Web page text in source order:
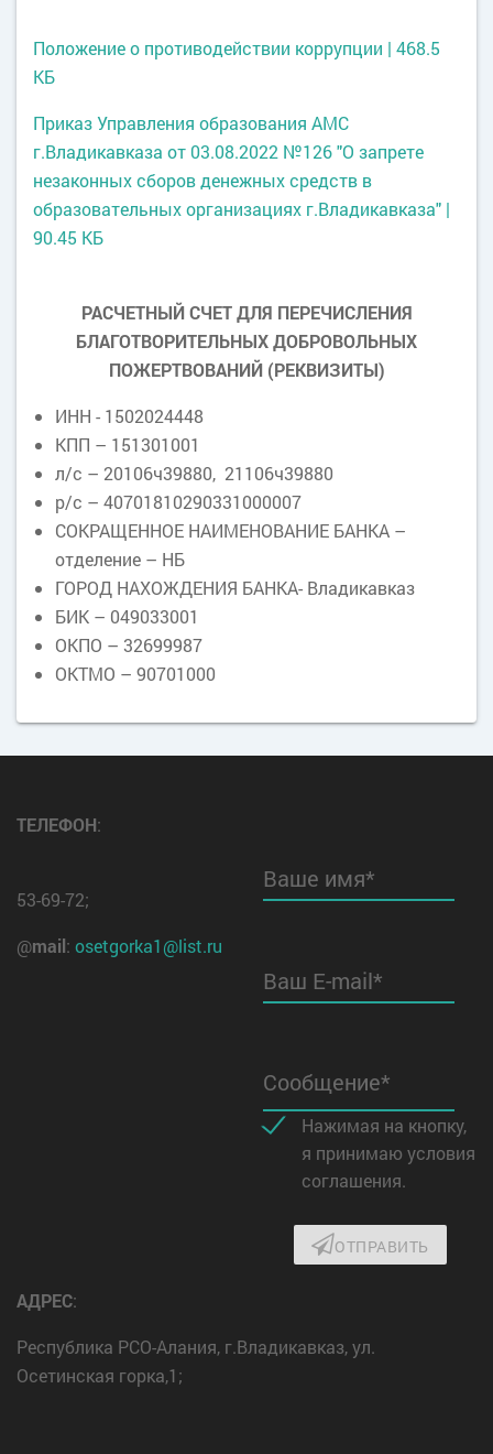
Положение о противодействии коррупции | 468.5
КБ
Приказ Управления образования АМС
г.Владикавказа от 03.08.2022 №126 "О запрете
незаконных сборов денежных средств в
образовательных организациях г.Владикавказа" |
90.45 КБ
РАСЧЕТНЫЙ СЧЕТ ДЛЯ ПЕРЕЧИСЛЕНИЯ
БЛАГОТВОРИТЕЛЬНЫХ ДОБРОВОЛЬНЫХ
ПОЖЕРТВОВАНИЙ (РЕКВИЗИТЫ)
ИНН - 1502024448
КПП – 151301001
л/с – 20106ч39880, 21106ч39880
р/с – 40701810290331000007
СОКРАЩЕННОЕ НАИМЕНОВАНИЕ БАНКА –
отделение – НБ
ГОРОД НАХОЖДЕНИЯ БАНКА- Владикавказ
БИК – 049033001
ОКПО – 32699987
ОКТМО – 90701000
ТЕЛЕФОН:
53-69-72;
@mail: osetgorka1@list.ru
Ваше имя*
Ваш E-mail*
Сообщение*
Нажимая на кнопку,
я принимаю условия
соглашения.
ОТПРАВИТЬ
АДРЕС:
Республика РСО-Алания, г.Владикавказ, ул.
Осетинская горка,1;